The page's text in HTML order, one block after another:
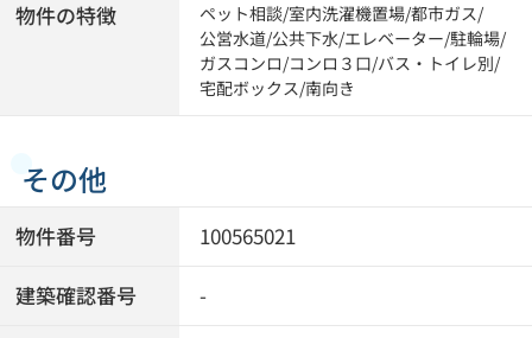
物件の特徴 ペット相談/室内洗濯機置場/都市ガス/
公営水道/公共下水/エレベーター/駐輪場/
ガスコンロ/コンロ３口/バス・トイレ別/
宅配ボックス/南向き
その他
物件番号 100565021
建築確認番号 -